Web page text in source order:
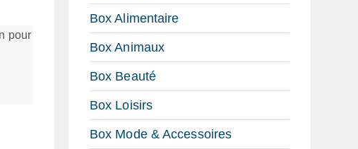
pour
Box Alimentaire
Box Animaux
Box Beauté
Box Loisirs
Box Mode & Accessoires